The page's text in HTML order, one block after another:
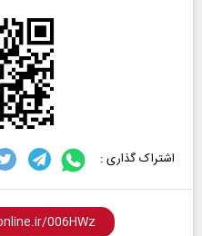
اشتراک گذاری :